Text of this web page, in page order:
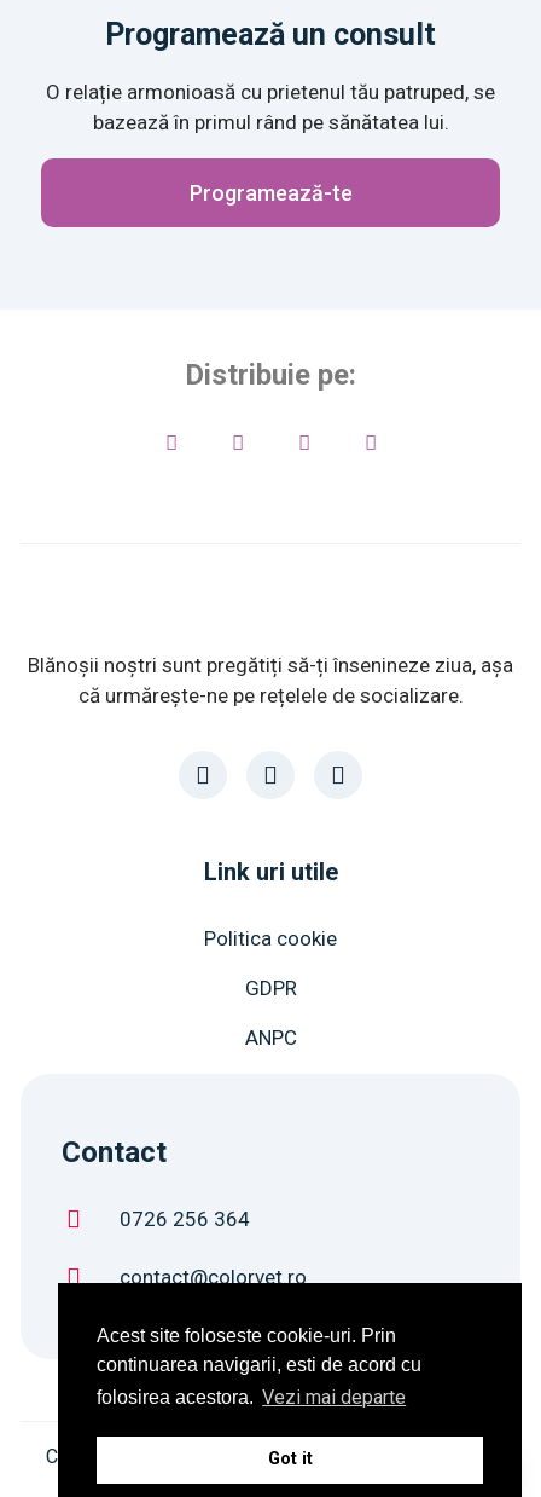
Programează un consult
O relație armonioasă cu prietenul tău patruped, se
bazează în primul rând pe sănătatea lui.
Programează-te
Distribuie pe:
Blănoșii noștri sunt pregătiți să-ți însenineze ziua, așa
că urmărește-ne pe rețelele de socializare.
Link uri utile
Politica cookie
GDPR
ANPC
Contact
0726 256 364
contact@colorvet.ro
Copyright ColorVet ©2023. Toate drepturile rezervate
Acest site foloseste cookie-uri. Prin
continuarea navigarii, esti de acord cu
folosirea acestora. Vezi mai departe
Got it